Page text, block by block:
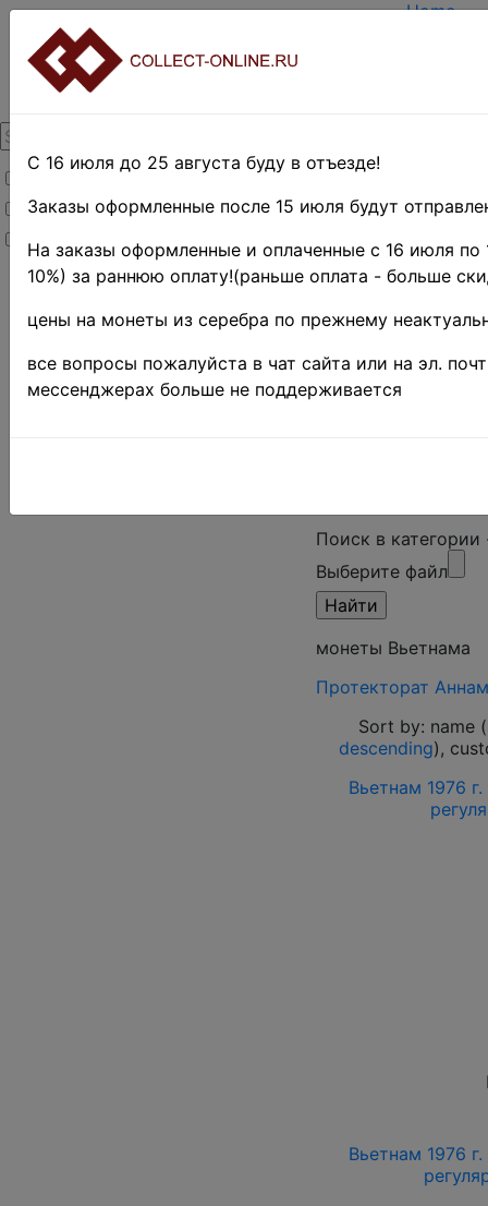
Товары со скидкой
Товары в наличии
Новинки
Home
TERMS
Home»
Coins»
Иностранные
монеты»
Asia» Вьетнам
Поиск в
Выберите файл
монеты Вьетнама
Протекторат Аннам
Sort by: name (
descending),
Вьетнам 1976
Вьетнам 1976
С 16 июля до 25 августа буду в отъезде!
Заказы оформленные после 15 июля будут
На заказы оформленные и оплаченные с 16 июля по
10%) за раннюю оплату!(раньше оплата - больше
цены на монеты из серебра по прежнему
все вопросы пожалуйста в чат сайта или на эл.
мессенджерах больше не поддерживается